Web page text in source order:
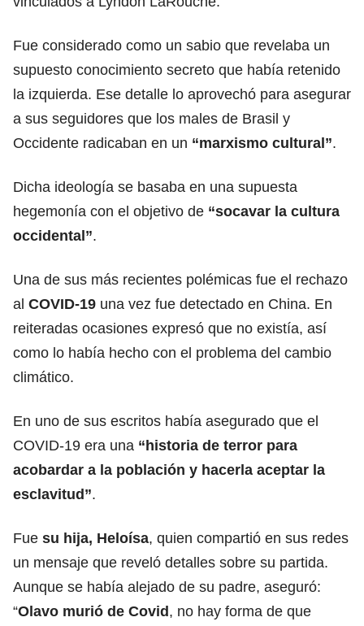
Fue considerado como un sabio que revelaba un
supuesto conocimiento secreto que había retenido
la izquierda. Ese detalle lo aprovechó para asegurar
a sus seguidores que los males de Brasil y
Occidente radicaban en un “marxismo cultural”.
Dicha ideología se basaba en una supuesta
hegemonía con el objetivo de “socavar la cultura
occidental”.
Una de sus más recientes polémicas fue el rechazo
al COVID-19 una vez fue detectado en China. En
reiteradas ocasiones expresó que no existía, así
como lo había hecho con el problema del cambio
climático.
En uno de sus escritos había asegurado que el
COVID-19 era una “historia de terror para
acobardar a la población y hacerla aceptar la
esclavitud”.
Fue su hija, Heloísa, quien compartió en sus redes
un mensaje que reveló detalles sobre su partida.
Aunque se había alejado de su padre, aseguró:
“Olavo murió de Covid, no hay forma de que